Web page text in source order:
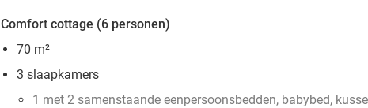
Comfort cottage (6 personen)
70 m²
3 slaapkamers
1 met 2 samenstaande eenpersoonsbedden, babybed,